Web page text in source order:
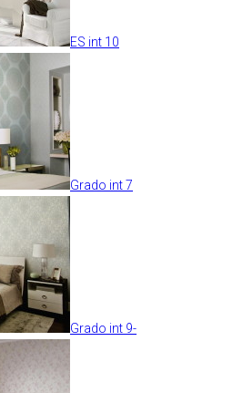
ES int 10
Grado int 7
Grado int 9-